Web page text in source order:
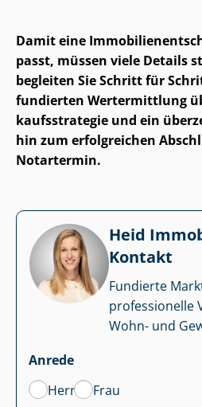
Damit eine
passt, müssen viele Details
begleiten Sie Schritt für
fundierten Wertermittlung
kaufs­stra­te­gie und ein
hin zum erfolgreichen
Notartermin.
Heid
Kontakt
Fundierte
professionelle
Wohn- und
Anrede
Herr
Frau